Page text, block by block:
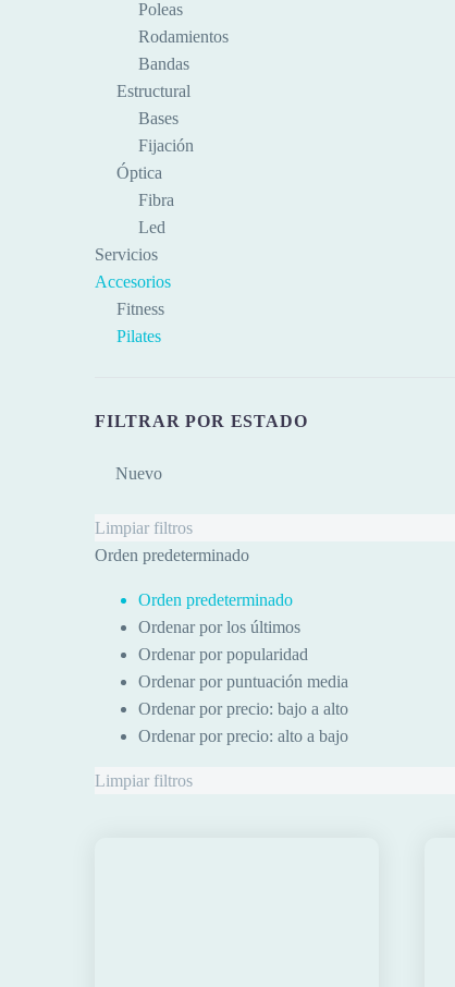
Poleas
Rodamientos
Bandas
Estructural
Bases
Fijación
Óptica
Fibra
Led
Servicios
Accesorios
Fitness
Pilates
FILTRAR POR ESTADO
Nuevo
Limpiar filtros
Orden predeterminado
Orden predeterminado
Ordenar por los últimos
Ordenar por popularidad
Ordenar por puntuación media
Ordenar por precio: bajo a alto
Ordenar por precio: alto a bajo
Limpiar filtros